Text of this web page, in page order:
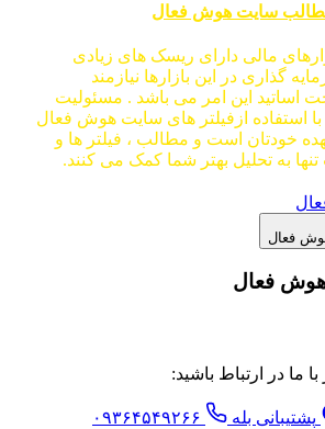
هوش فعال
دارای ریسک های زیادی
این بازارها نیازمند
امر می باشد . مسئولیت
ازفیلتر های سایت هوش فعال
است و مطالب ، فیلتر ها و
بهتر شما کمک می کنند.
باشید:
۰۹۳۶۴۵۴۹۲۶۶